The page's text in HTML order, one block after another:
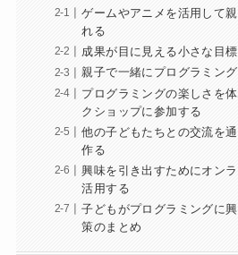
ゲームやアニメを活用して
れる
成果が目に見える小さな目
親子で一緒にプログラミン
プログラミングの楽しさを
クショップに参加する
他の子どもたちとの交流を
作る
興味を引き出すためにオン
活用する
子どもがプログラミングに
策のまとめ